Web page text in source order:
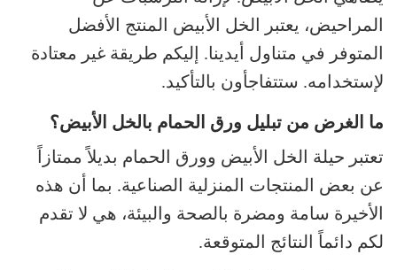
المراحيض، يعتبر الخل الأبيض المنتج الأفضل
المتوفر في متناول أيدينا. إليكم طريقة غير معتادة
لإستخدامه. ستتفاجأون بالتأكيد.
ما الغرض من تبليل ورق الحمام بالخل الأبيض؟
تعتبر حيلة الخل الأبيض وورق الحمام بديلاً ممتازاً
عن بعض المنتجات المنزلية الصناعية. بما أن هذه
الأخيرة سامة ومضرة بالصحة والبيئة، هي لا تقدم
لكم دائماً النتائج المتوقعة.